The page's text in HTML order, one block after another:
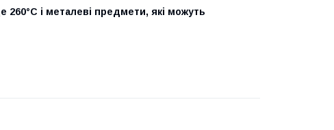
260°С і металеві предмети, які можуть